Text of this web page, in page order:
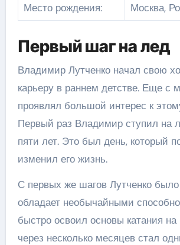
Место рождения:
Москва,
Первый шаг на лед
Владимир Лутченко начал свою
карьеру в раннем детстве. Еще с
проявлял большой интерес к
Первый раз Владимир ступил на
пяти лет. Это был день, который
изменил его жизнь.
С первых же шагов Лутченко было
обладает необычайными
быстро освоил основы катания на
через несколько месяцев стал